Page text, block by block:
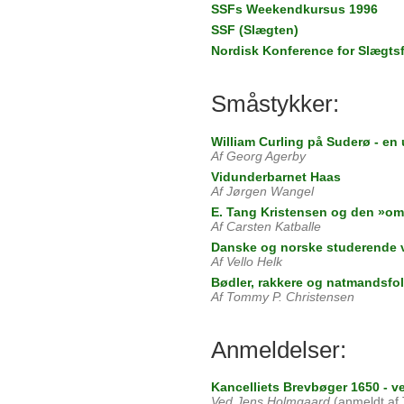
SSFs Weekendkursus 1996
SSF (Slægten)
Nordisk Konference for
Småstykker:
William Curling på Suderø -
Af Georg Agerby
Vidunderbarnet Haas
Af Jørgen Wangel
E. Tang Kristensen og den
Af Carsten Katballe
Danske og norske studerende
Af Vello Helk
Bødler, rakkere og
Af Tommy P. Christensen
Anmeldelser:
Kancelliets Brevbøger 1650 -